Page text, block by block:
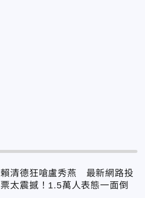
賴清德狂嗆盧秀燕 最新網路投
票太震撼！1.5萬人表態一面倒